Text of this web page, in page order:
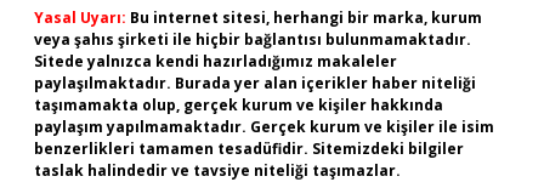
Yasal Uyarı: Bu internet sitesi, herhangi bir marka, kurum
veya şahıs şirketi ile hiçbir bağlantısı bulunmamaktadır.
Sitede yalnızca kendi hazırladığımız makaleler
paylaşılmaktadır. Burada yer alan içerikler haber niteliği
taşımamakta olup, gerçek kurum ve kişiler hakkında
paylaşım yapılmamaktadır. Gerçek kurum ve kişiler ile isim
benzerlikleri tamamen tesadüfidir. Sitemizdeki bilgiler
taslak halindedir ve tavsiye niteliği taşımazlar.